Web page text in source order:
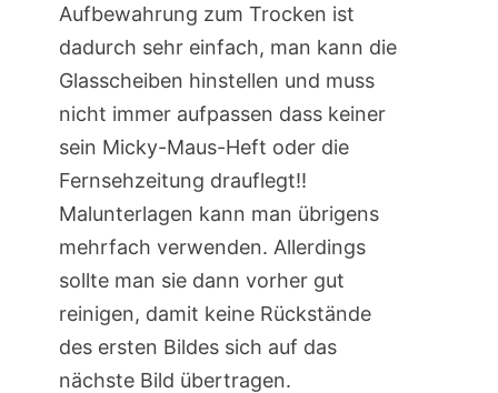
Aufbewahrung zum Trocken ist
dadurch sehr einfach, man kann die
Glasscheiben hinstellen und muss
nicht immer aufpassen dass keiner
sein Micky-Maus-Heft oder die
Fernsehzeitung drauflegt!!
Malunterlagen kann man übrigens
mehrfach verwenden. Allerdings
sollte man sie dann vorher gut
reinigen, damit keine Rückstände
des ersten Bildes sich auf das
nächste Bild übertragen.